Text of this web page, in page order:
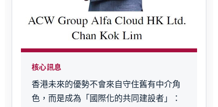
核心訊息
香港未來的優勢不會來自守住舊有中介角
色，而是成為「國際化的共同建設者」：